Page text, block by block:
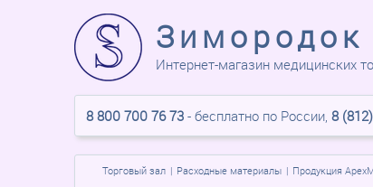
Зимородок
Интернет-магазин медицинских
8 800 700 76 73 - бесплатно по России, 8
Торговый зал Расходные материалы Продукция